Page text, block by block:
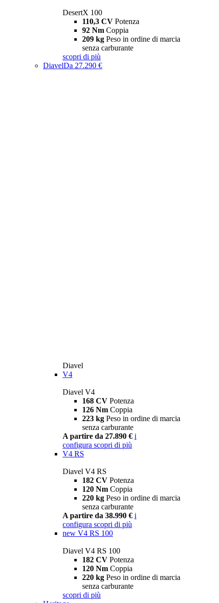
DesertX 100
110,3 CV Potenza
92 Nm Coppia
209 kg Peso in ordine di marcia
senza carburante
scopri di più
DiavelDa 27.290 €
Diavel
V4
Diavel V4
168 CV Potenza
126 Nm Coppia
223 kg Peso in ordine di marcia
senza carburante
A partire da 27.890 € i
configura scopri di più
V4 RS
Diavel V4 RS
182 CV Potenza
120 Nm Coppia
220 kg Peso in ordine di marcia
senza carburante
A partire da 38.990 € i
configura scopri di più
new V4 RS 100
Diavel V4 RS 100
182 CV Potenza
120 Nm Coppia
220 kg Peso in ordine di marcia
senza carburante
scopri di più